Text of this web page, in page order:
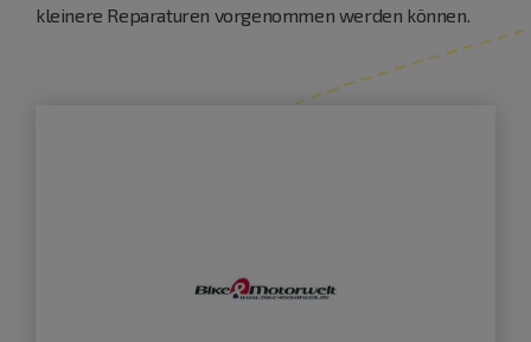
kleinere Reparaturen vorgenommen werden können.